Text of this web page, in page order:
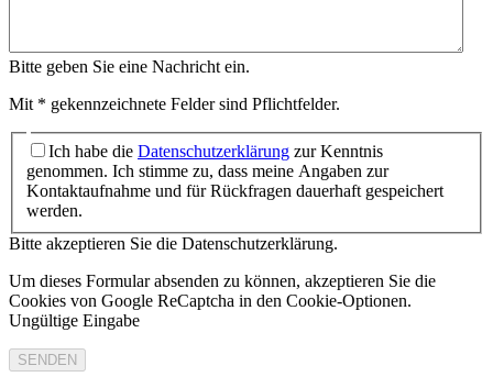
Bitte geben Sie eine Nachricht ein.
Mit * gekennzeichnete Felder sind Pflichtfelder.
Ich habe die Datenschutzerklärung zur Kenntnis
genommen. Ich stimme zu, dass meine Angaben zur
Kontaktaufnahme und für Rückfragen dauerhaft gespeichert
werden.
Bitte akzeptieren Sie die Datenschutzerklärung.
Um dieses Formular absenden zu können, akzeptieren Sie die
Cookies von Google ReCaptcha in den Cookie-Optionen.
Ungültige Eingabe
SENDEN